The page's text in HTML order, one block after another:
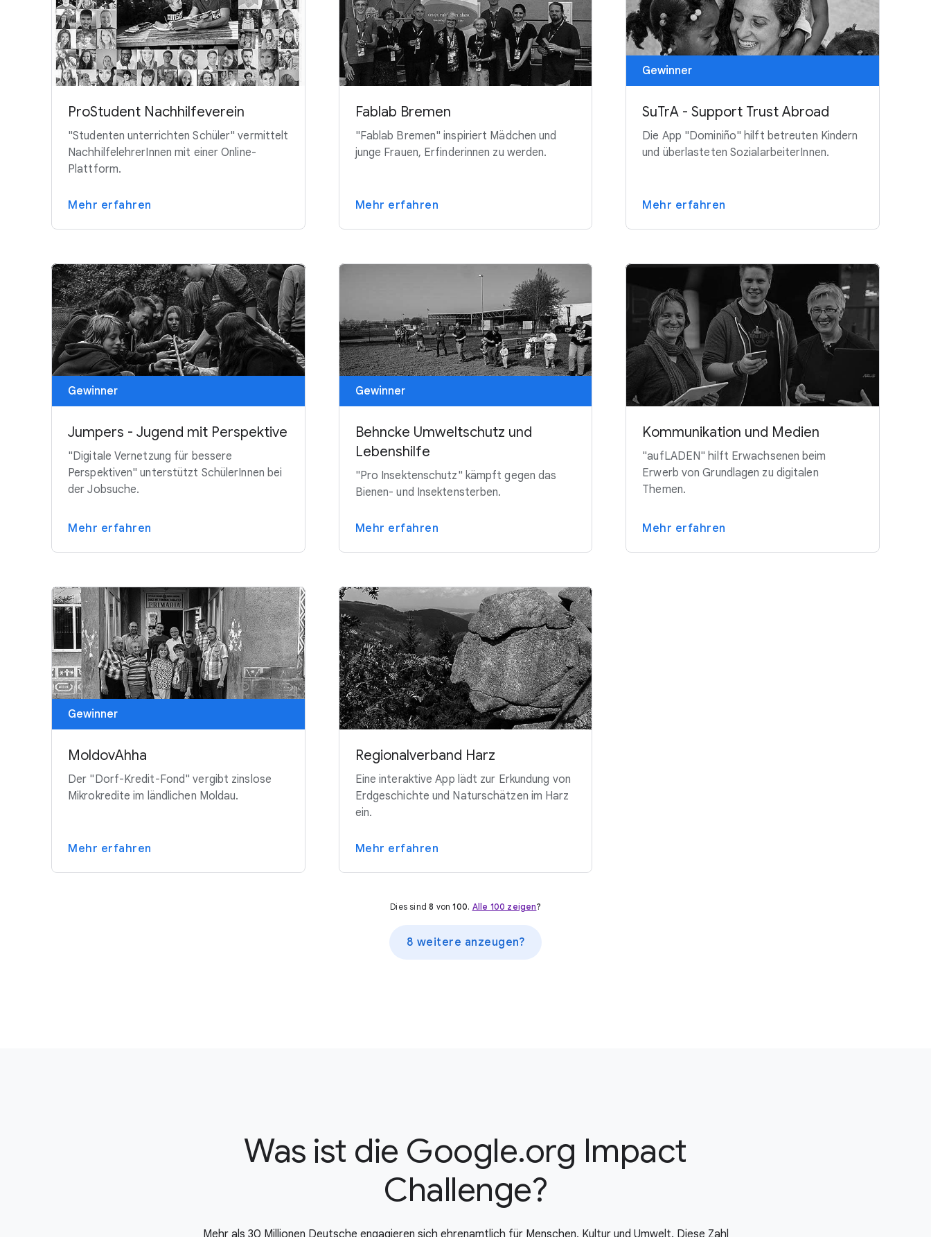
ProStudent Nachhilfeverein
"Studenten unterrichten Schüler" vermittelt
NachhilfelehrerInnen mit einer Online-
Plattform.
Mehr erfahren
Fablab Bremen
"Fablab Bremen" inspiriert Mädchen und
junge Frauen, Erfinderinnen zu werden.
Mehr erfahren
Gewinner
SuTrA - Support Trust Abroad
Die App "Dominiño" hilft betreuten Kindern
und überlasteten SozialarbeiterInnen.
Mehr erfahren
Gewinner
Jumpers - Jugend mit Perspektive
"Digitale Vernetzung für bessere
Perspektiven" unterstützt SchülerInnen bei
der Jobsuche.
Mehr erfahren
Gewinner
Behncke Umweltschutz und
Lebenshilfe
"Pro Insektenschutz" kämpft gegen das
Bienen- und Insektensterben.
Mehr erfahren
Kommunikation und Medien
"aufLADEN" hilft Erwachsenen beim
Erwerb von Grundlagen zu digitalen
Themen.
Mehr erfahren
Gewinner
MoldovAhha
Der "Dorf-Kredit-Fond" vergibt zinslose
Mikrokredite im ländlichen Moldau.
Mehr erfahren
Regionalverband Harz
Eine interaktive App lädt zur Erkundung von
Erdgeschichte und Naturschätzen im Harz
ein.
Mehr erfahren
Dies sind8 von100. Alle 100 zeigen?
8 weitere anzeugen?
Was ist die Google.org Impact
Challenge?